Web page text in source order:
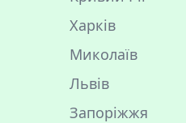
Харків
Миколаїв
Львів
Запоріжжя